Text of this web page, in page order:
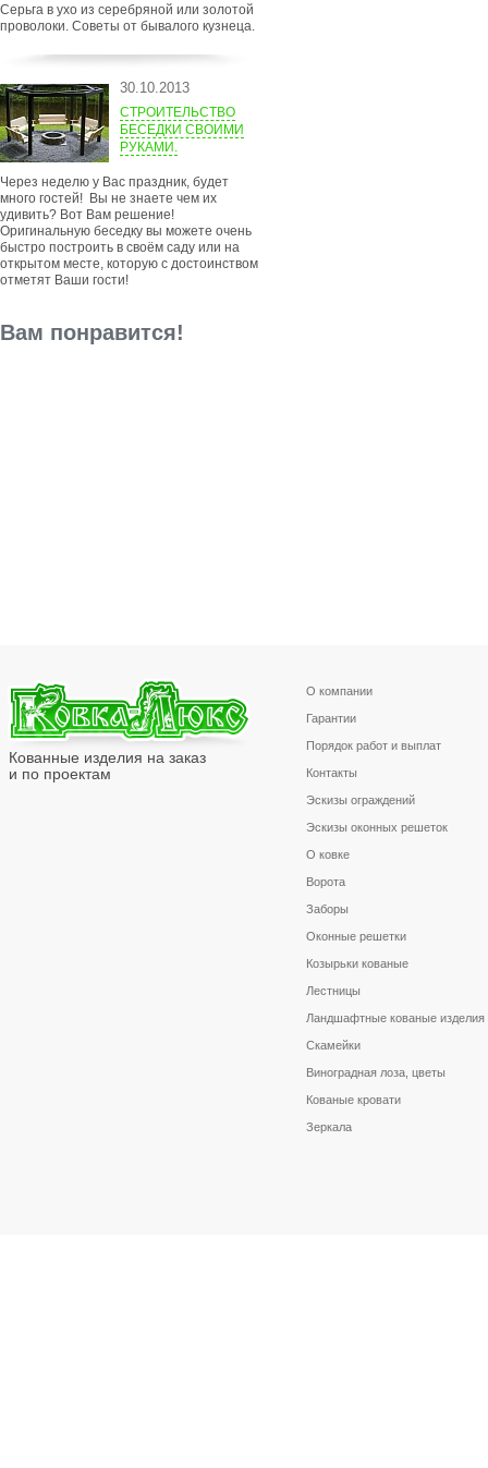
Серьга в ухо из серебряной или золотой
проволоки. Советы от бывалого кузнеца.
30.10.2013
СТРОИТЕЛЬСТВО
БЕСЕДКИ СВОИМИ
РУКАМИ.
Через неделю у Вас праздник, будет
много гостей! Вы не знаете чем их
удивить? Вот Вам решение!
Оригинальную беседку вы можете очень
быстро построить в своём саду или на
открытом месте, которую с достоинством
отметят Ваши гости!
Вам понравится!
Кованные изделия на заказ
и по проектам
О компании
Гарантии
Порядок работ и выплат
Контакты
Эскизы ограждений
Эскизы оконных решеток
О ковке
Ворота
Заборы
Оконные решетки
Козырьки кованые
Лестницы
Ландшафтные кованые изделия
Скамейки
Виноградная лоза, цветы
Кованые кровати
Зеркала